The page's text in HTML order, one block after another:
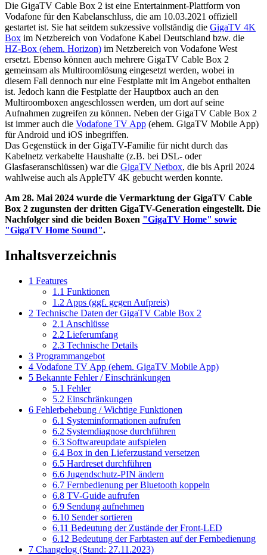
Die GigaTV Cable Box 2 ist eine Entertainment-Plattform von
Vodafone für den Kabelanschluss, die am 10.03.2021 offiziell
gestartet ist. Sie hat seitdem sukzessive vollständig die GigaTV 4K
Box im Netzbereich von Vodafone Kabel Deutschland bzw. die
HZ-Box (ehem. Horizon) im Netzbereich von Vodafone West
ersetzt. Ebenso können auch mehrere GigaTV Cable Box 2
gemeinsam als Multiroomlösung eingesetzt werden, wobei in
diesem Fall dennoch nur eine Festplatte mit im Angebot enthalten
ist. Jedoch kann die Festplatte der Hauptbox auch an den
Multiroomboxen angeschlossen werden, um dort auf seine
Aufnahmen zugreifen zu können. Neben der GigaTV Cable Box 2
ist immer auch die Vodafone TV App (ehem. GigaTV Mobile App)
für Android und iOS inbegriffen.
Das Gegenstück in der GigaTV-Familie für nicht durch das
Kabelnetz verkabelte Haushalte (z.B. bei DSL- oder
Glasfaseranschlüssen) war die GigaTV Netbox, die bis April 2024
wahlweise auch als AppleTV 4K gebucht werden konnte.
Am 28. Mai 2024 wurde die Vermarktung der GigaTV Cable
Box 2 zugunsten der dritten GigaTV-Generation eingestellt. Die
Nachfolger sind die beiden Boxen "GigaTV Home" sowie
"GigaTV Home Sound".
Inhaltsverzeichnis
1 Features
1.1 Funktionen
1.2 Apps (ggf. gegen Aufpreis)
2 Technische Daten der GigaTV Cable Box 2
2.1 Anschlüsse
2.2 Lieferumfang
2.3 Technische Details
3 Programmangebot
4 Vodafone TV App (ehem. GigaTV Mobile App)
5 Bekannte Fehler / Einschränkungen
5.1 Fehler
5.2 Einschränkungen
6 Fehlerbehebung / Wichtige Funktionen
6.1 Systeminformationen aufrufen
6.2 Systemdiagnose durchführen
6.3 Softwareupdate aufspielen
6.4 Box in den Lieferzustand versetzen
6.5 Hardreset durchführen
6.6 Jugendschutz-PIN ändern
6.7 Fernbedienung per Bluetooth koppeln
6.8 TV-Guide aufrufen
6.9 Sendung aufnehmen
6.10 Sender sortieren
6.11 Bedeutung der Zustände der Front-LED
6.12 Bedeutung der Farbtasten auf der Fernbedienung
7 Changelog (Stand: 27.11.2023)